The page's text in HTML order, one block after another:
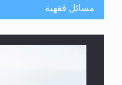
مسائل فقهية